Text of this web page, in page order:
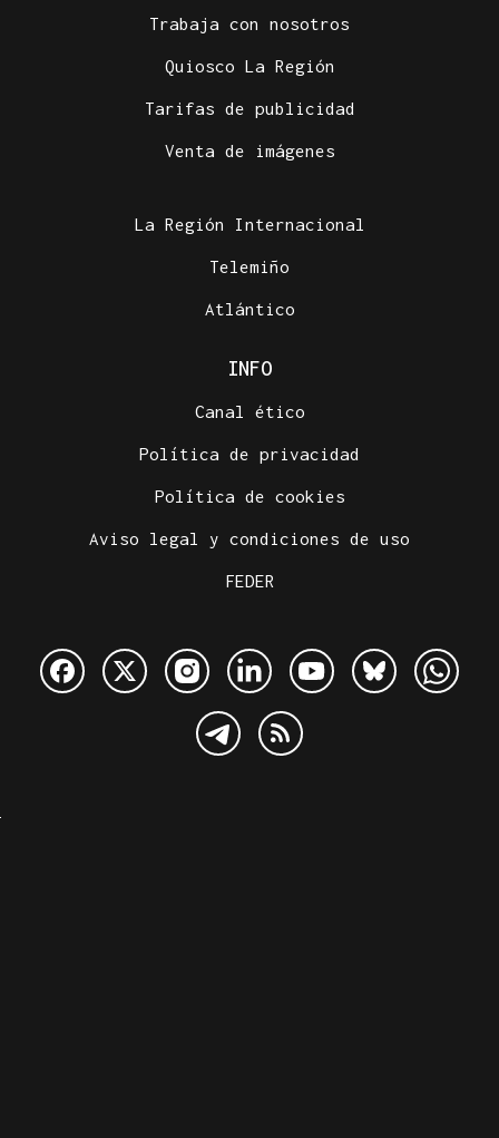
Trabaja con nosotros
Quiosco La Región
Tarifas de publicidad
Venta de imágenes
La Región Internacional
Telemiño
Atlántico
INFO
Canal ético
Política de privacidad
Política de cookies
Aviso legal y condiciones de uso
FEDER